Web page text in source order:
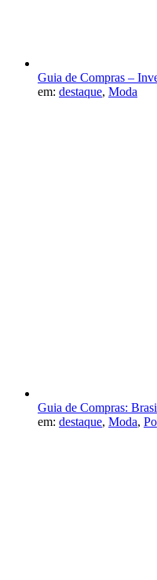
Guia de Compras –
em: destaque, Moda
Guia de Compras:
em: destaque, Moda,